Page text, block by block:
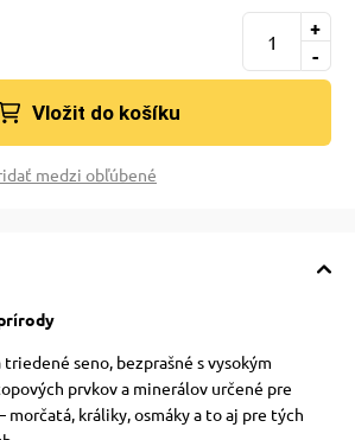
-
+
Vložit do košíku
medzi obľúbené
seno, bezprašné s vysokým
prvkov a minerálov určené pre
morčatá, králiky, osmáky a to aj pre tých